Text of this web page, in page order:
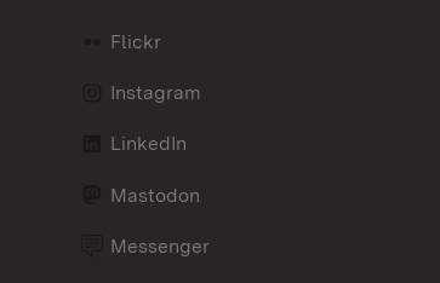
Flickr
Instagram
LinkedIn
Mastodon
Messenger